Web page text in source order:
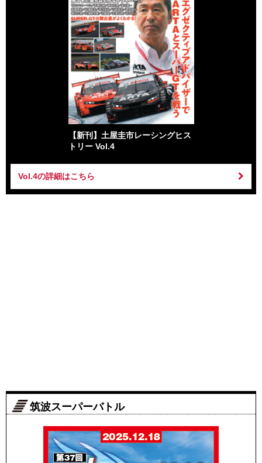
【新刊】土屋圭市レーシングヒス
トリー Vol.4
Vol.4の詳細はこちら
筑波スーパーバトル